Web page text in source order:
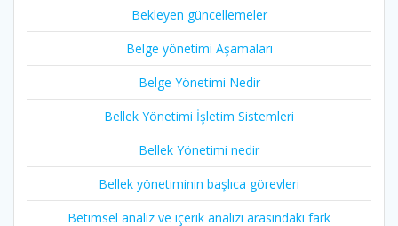
Bekleyen güncellemeler
Belge yönetimi Aşamaları
Belge Yönetimi Nedir
Bellek Yönetimi İşletim Sistemleri
Bellek Yönetimi nedir
Bellek yönetiminin başlıca görevleri
Betimsel analiz ve içerik analizi arasındaki fark